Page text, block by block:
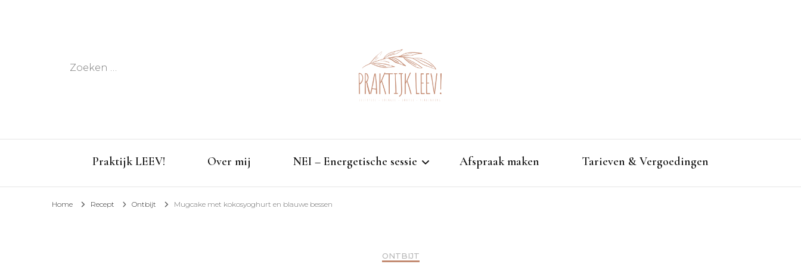
Zoeken
Praktijk LEEV! Over mij NEI – Energetische sessie Afspraak maken Tarieven & Vergoedingen
Home Recept Ontbijt Mugcake met kokosyoghurt en blauwe bessen
ONTBIJT